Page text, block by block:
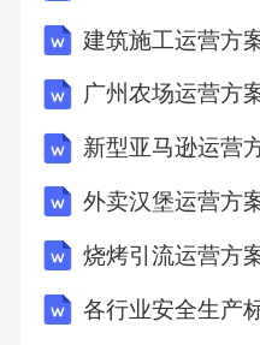
队提出，应优先整合
高频信用数据，形成“
式。二、金坛诚信通
痛点识别 企业端存在
某新材料企业因历史
府端面临“信用数据孤
监管局的信用数据更
建筑施工运营方
广州农场运营方
新型亚马逊运营
外卖汉堡运营方
烧烤引流运营方
各行业安全生产